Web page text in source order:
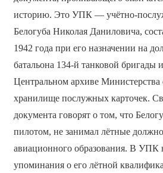
историю. Это УПК — учётно-
Белогуба Николая Даниловича,
1942 года при его назначении на
батальона 134-й танковой бригады
Центральном архиве
хранилище послужных карточек.
документа говорят о том, что
пилотом, не занимал лётные
авиационного образования. В УПК
упоминания о его лётной